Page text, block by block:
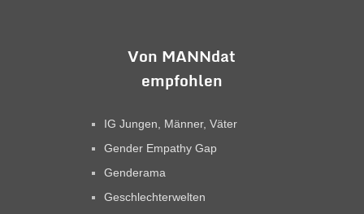
Von MANNdat
empfohlen
IG Jungen, Männer, Väter
Gender Empathy Gap
Genderama
Geschlechterwelten